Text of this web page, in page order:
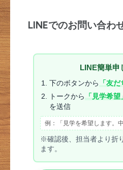
LINEでのお問い合わ
LINE簡単申
下のボタンから
「友だ
トークから
「見学希望
を送信
例：「見学を希望します。中
※確認後、担当者より折
ます。